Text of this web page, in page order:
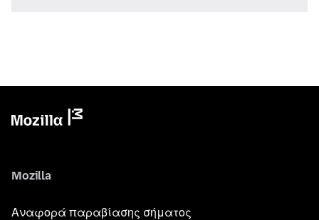
Mozilla
Αναφορά παραβίασης σήματος